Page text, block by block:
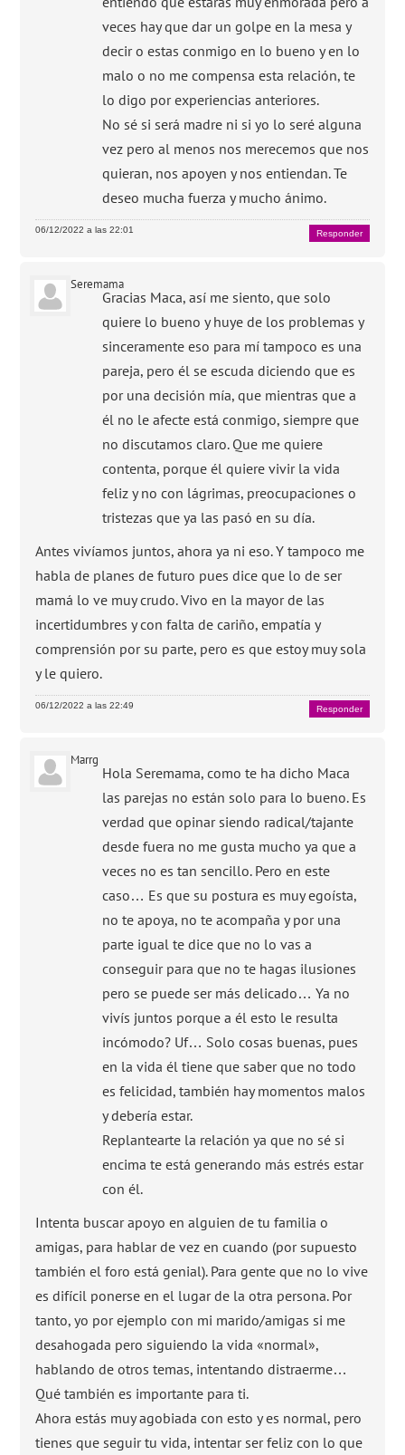
veces hay que dar un golpe en la mesa y
decir o estas conmigo en lo bueno y en lo
malo o no me compensa esta relación, te
lo digo por experiencias anteriores.
No sé si será madre ni si yo lo seré alguna
vez pero al menos nos merecemos que nos
quieran, nos apoyen y nos entiendan. Te
deseo mucha fuerza y mucho ánimo.
06/12/2022 a las 22:01 Responder
Seremama
Gracias Maca, así me siento, que solo
quiere lo bueno y huye de los problemas y
sinceramente eso para mí tampoco es una
pareja, pero él se escuda diciendo que es
por una decisión mía, que mientras que a
él no le afecte está conmigo, siempre que
no discutamos claro. Que me quiere
contenta, porque él quiere vivir la vida
feliz y no con lágrimas, preocupaciones o
tristezas que ya las pasó en su día.
Antes vivíamos juntos, ahora ya ni eso. Y tampoco me
habla de planes de futuro pues dice que lo de ser
mamá lo ve muy crudo. Vivo en la mayor de las
incertidumbres y con falta de cariño, empatía y
comprensión por su parte, pero es que estoy muy sola
y le quiero.
06/12/2022 a las 22:49 Responder
Marrg
Hola Seremama, como te ha dicho Maca
las parejas no están solo para lo bueno. Es
verdad que opinar siendo radical/tajante
desde fuera no me gusta mucho ya que a
veces no es tan sencillo. Pero en este
caso… Es que su postura es muy egoísta,
no te apoya, no te acompaña y por una
parte igual te dice que no lo vas a
conseguir para que no te hagas ilusiones
pero se puede ser más delicado… Ya no
vivís juntos porque a él esto le resulta
incómodo? Uf… Solo cosas buenas, pues
en la vida él tiene que saber que no todo
es felicidad, también hay momentos malos
y debería estar.
Replantearte la relación ya que no sé si
encima te está generando más estrés estar
con él.
Intenta buscar apoyo en alguien de tu familia o
amigas, para hablar de vez en cuando (por supuesto
también el foro está genial). Para gente que no lo vive
es difícil ponerse en el lugar de la otra persona. Por
tanto, yo por ejemplo con mi marido/amigas si me
desahogada pero siguiendo la vida «normal»,
hablando de otros temas, intentando distraerme…
Qué también es importante para ti.
Ahora estás muy agobiada con esto y es normal, pero
tienes que seguir tu vida, intentar ser feliz con lo que